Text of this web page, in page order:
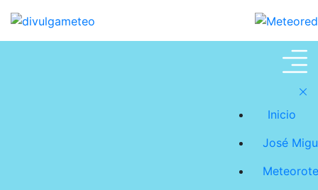
Inicio
José
Meteoroteca